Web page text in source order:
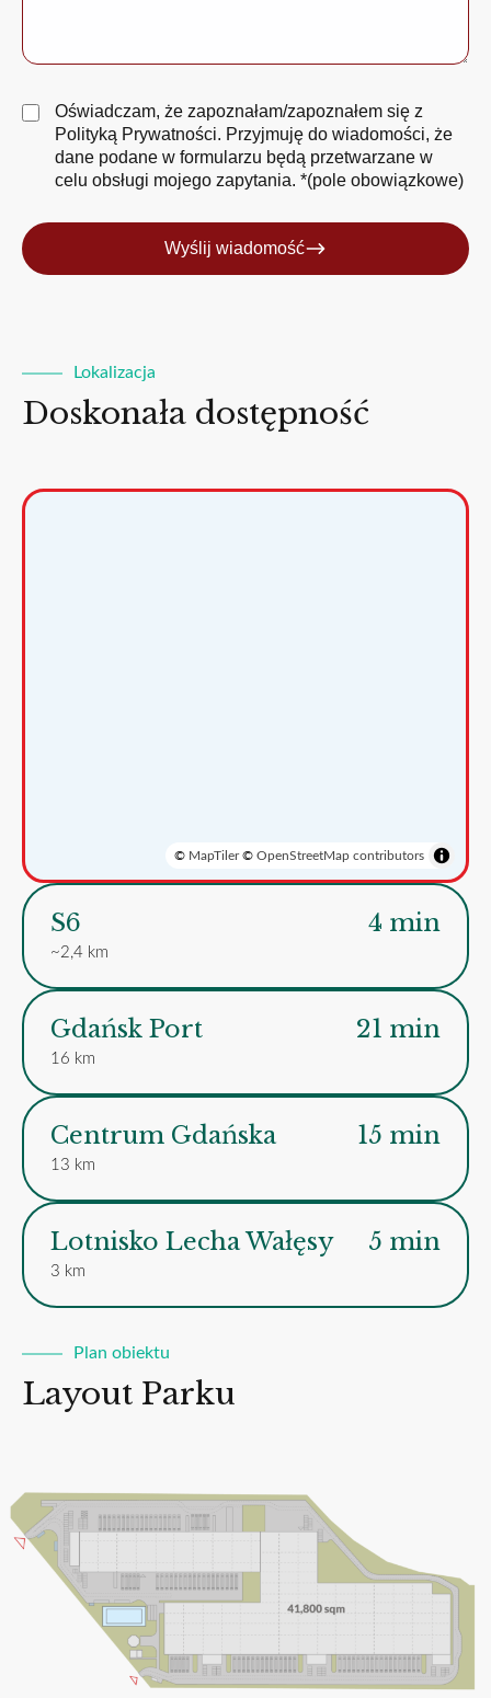
Oświadczam, że zapoznałam/zapoznałem się z
Polityką Prywatności. Przyjmuję do wiadomości, że
dane podane w formularzu będą przetwarzane w
celu obsługi mojego zapytania. *(pole obowiązkowe)
Wyślij wiadomość
Lokalizacja
Doskonała dostępność
© MapTiler© OpenStreetMap contributors
S6
~2,4 km
4 min
Gdańsk Port
16 km
21 min
Centrum Gdańska
13 km
15 min
Lotnisko Lecha Wałęsy
3 km
5 min
Plan obiektu
Layout Parku